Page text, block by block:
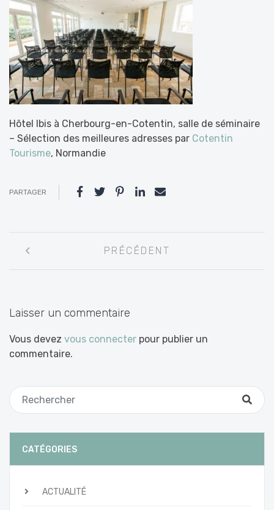
Hôtel Ibis à Cherbourg-en-Cotentin, salle de séminaire
– Sélection des meilleures adresses par Cotentin
Tourisme, Normandie
PARTAGER
entre
PRÉCÉDENT
Laisser un commentaire
Vous devez vous connecter pour publier un
commentaire.
CATÉGORIES
ACTUALITÉ